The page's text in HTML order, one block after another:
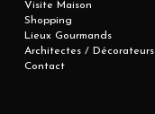
Visite Maison
Shopping
Lieux Gourmands
Architectes / Décorateurs
Contact